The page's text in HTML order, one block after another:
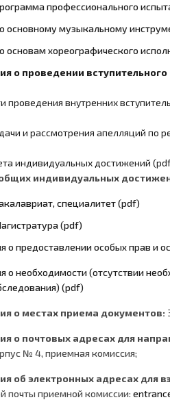
профессионального
основному музыкальному
основам хореографического
о проведении
проведения внутренних
и рассмотрения апелляций по
индивидуальных достижений
индивидуальных
специалитет (pdf)
(pdf)
о предоставлении особых прав и
о необходимости (отсутствии
(pdf)
о местах приема документов:
о почтовых адресах для
№ 4, приемная комиссия;
об электронных адресах для
почты приемной комиссии: